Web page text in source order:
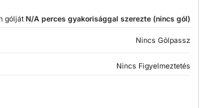
góljátN/A perces gyakorisággal szerezte (nincs gól)
Nincs Gólpassz
Nincs Figyelmeztetés